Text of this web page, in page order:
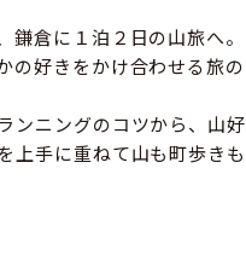
倉に１泊２日の山旅へ。
の好きをかけ合わせる旅の
ンニングのコツから、山好
上手に重ねて山も町歩きも